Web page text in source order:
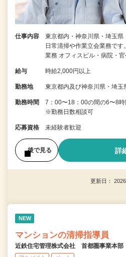
仕事内容
東京都内・神奈川県・埼玉
日常清掃や作業立会業務で
業務 オフィスビル・病院・
給与 時給2,000円以上
勤務地 東京都内及び神奈川県・埼玉
勤務時間
7：00〜18：00の間の6〜8
※勤務日数相談可
応募資格 未経験者歓迎
後で見る 詳
更新日：
NEW
マンションの清掃指導員
近鉄住宅管理株式会社 首都圏事業本部